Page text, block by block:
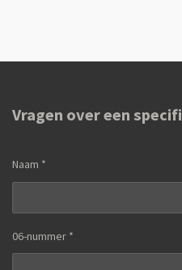
Vragen over een
Naam *
06-nummer *